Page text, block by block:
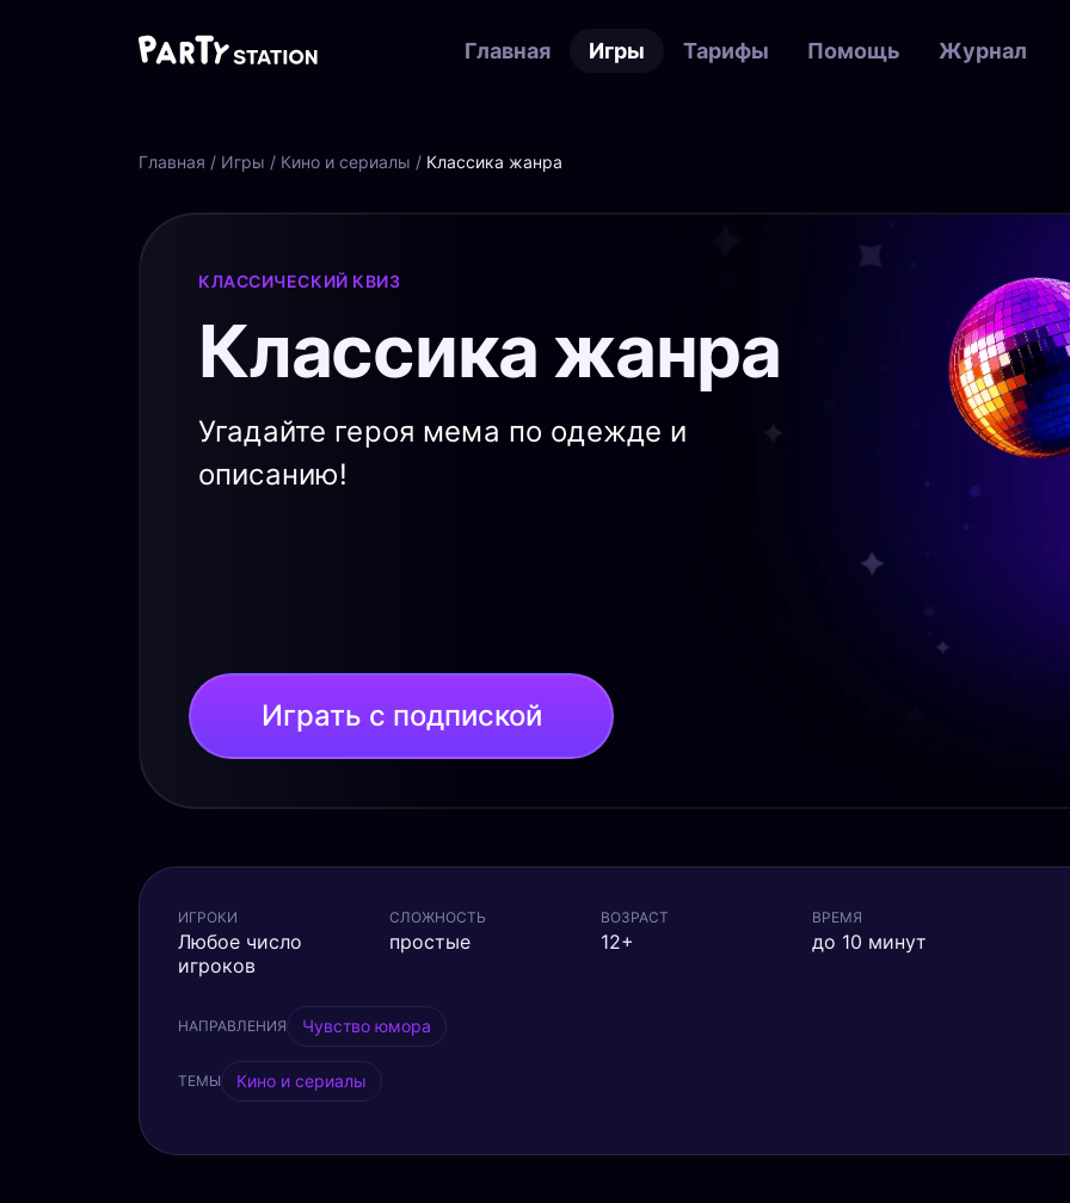
Главная Игры Тарифы Помощь Журнал
Главная / Игры / Кино и сериалы / Классика жанра
КЛАССИЧЕСКИЙ КВИЗ
Классика жанра
Угадайте героя мема по одежде и
описанию!
Играть с подпиской
ИГРОКИ
Любое число
игроков
СЛОЖНОСТЬ
простые
ВОЗРАСТ
12+
ВРЕМЯ
до 10 минут
НАПРАВЛЕНИЯ Чувство юмора
ТЕМЫ Кино и сериалы